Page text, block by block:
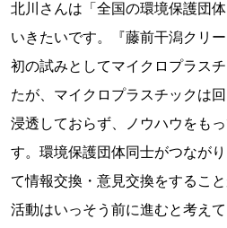
北川さんは「全国の環境保護団
いきたいです。『藤前干潟クリ
初の試みとしてマイクロプラス
たが、マイクロプラスチックは
浸透しておらず、ノウハウをも
す。環境保護団体同士がつなが
て情報交換・意見交換をするこ
活動はいっそう前に進むと考え